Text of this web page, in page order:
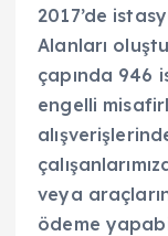
2017’de
Alanları
çapında 946
engelli
veya
ödeme